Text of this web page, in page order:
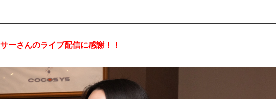
ーさんのライブ配信に感謝！！